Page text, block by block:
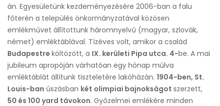
án. Egyesületünk kezdeményezésére 2006-ban a falu
főterén a település önkormányzatával közösen
emlékművet állítottunk háromnyelvű (magyar, szlovák,
német) emléktáblával. Tízéves volt, amikor a család
Budapestre költözött, a IX. kerületi Pipa utca. 4-be. A mai
jubileum apropóján várhatóan egy hónap múlva
emléktáblát állítunk tiszteletére lakóházán. 1904-ben, St.
Louis-ban úszásban két olimpiai bajnokságot szerzett,
50 és 100 yard távokon. Győzelmei emlékére minden